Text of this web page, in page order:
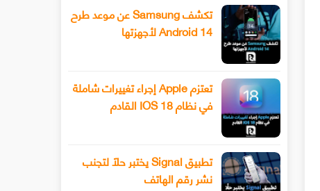
تكشف Samsung عن موعد طرح
Android 14 لأجهزتها
تعتزم Apple إجراء تغييرات شاملة
في نظام IOS 18 القادم
تطبيق Signal يختبر حلًا لتجنب
نشر رقم الهاتف